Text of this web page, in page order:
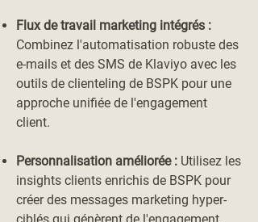
Flux de travail marketing intégrés :
Combinez l'automatisation robuste des
e-mails et des SMS de Klaviyo avec les
outils de clienteling de BSPK pour une
approche unifiée de l'engagement
client.
Personnalisation améliorée : Utilisez les
insights clients enrichis de BSPK pour
créer des messages marketing hyper-